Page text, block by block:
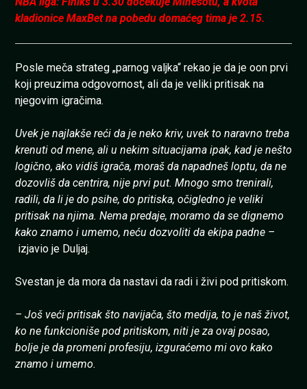
kladionice MaxBet na pobedu domaćeg tima je 2.15.
Posle meča strateg „parnog valjka“ rekao je da je oon prvi
koji preuzima odgovornost, ali da je veliki pritisak na
njegovim igračima.
Uvek je najlakše reći da je neko kriv, uvek to naravno treba
krenuti od mene, ali u nekim situacijama ipak, kad je nešto
logično, ako vidiš igrača, moraš da napadneš loptu, da ne
dozovliš da centrira, nije prvi put. Mnogo smo trenirali,
radili, da li je do psihe, do pritiska, očigledno je veliki
pritisak na njima. Nema predaje, moramo da se dignemo
kako znamo i umemo, neću dozvoliti da ekipa padne –
izjavio je Duljaj.
Svestan je da mora da nastavi da radi i živi pod pritiskom.
– Još veći pritisak što navijača, što medija, to je naš život,
ko ne funkcioniše pod pritiskom, niti je za ovaj posao,
bolje je da promeni profesiju, izguraćemo mi ovo kako
znamo i umemo.